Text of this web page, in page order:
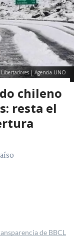
Libertadores | Agencia UNO
chileno
resta el
de BBCL